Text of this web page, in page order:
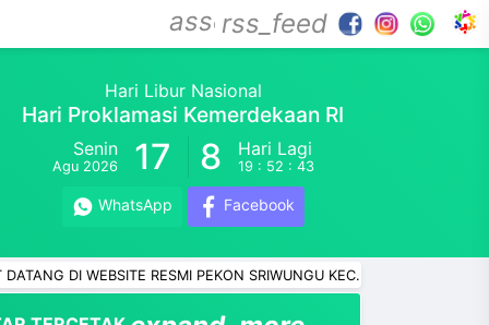
assessment
rss_feed
Hari Libur Nasional
Hari Proklamasi Kemerdekaan RI
Senin
Agu 2026 17 8 Hari Lagi
19 : 52 : 42
WhatsApp Facebook
WEBSITE RESMI PEKON SRIWUNGU KEC. BANYUMAS KAB.